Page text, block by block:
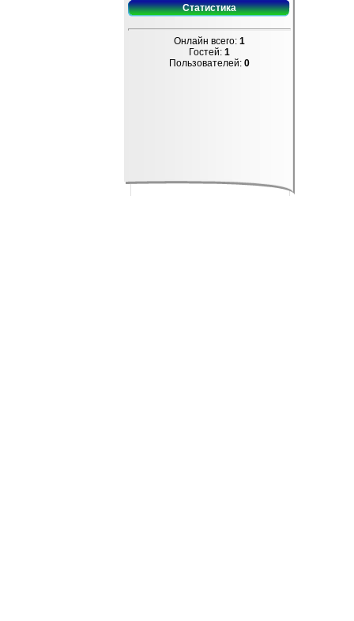
Статистика
Онлайн всего: 1
Гостей: 1
Пользователей: 0